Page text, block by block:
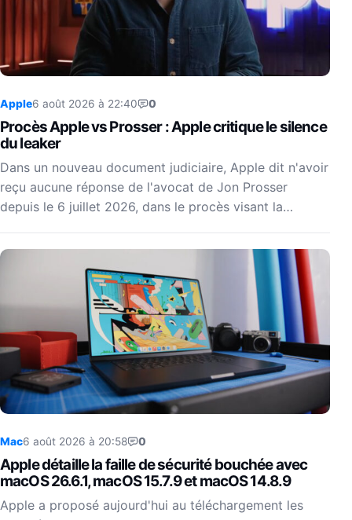
Apple6 août 2026 à 22:40 0
Procès Apple vs Prosser : Apple critique le silence
du leaker
Dans un nouveau document judiciaire, Apple dit n'avoir
reçu aucune réponse de l'avocat de Jon Prosser
depuis le 6 juillet 2026, dans le procès visant la…
Mac6 août 2026 à 20:58 0
Apple détaille la faille de sécurité bouchée avec
macOS 26.6.1, macOS 15.7.9 et macOS 14.8.9
Apple a proposé aujourd'hui au téléchargement les